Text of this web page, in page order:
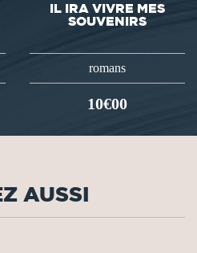
IL IRA VIVRE MES
SOUVENIRS
romans
10€00
AUSSI